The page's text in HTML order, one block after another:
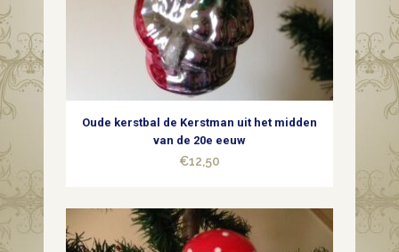
Oude kerstbal de Kerstman uit het midden
van de 20e eeuw
€12,50